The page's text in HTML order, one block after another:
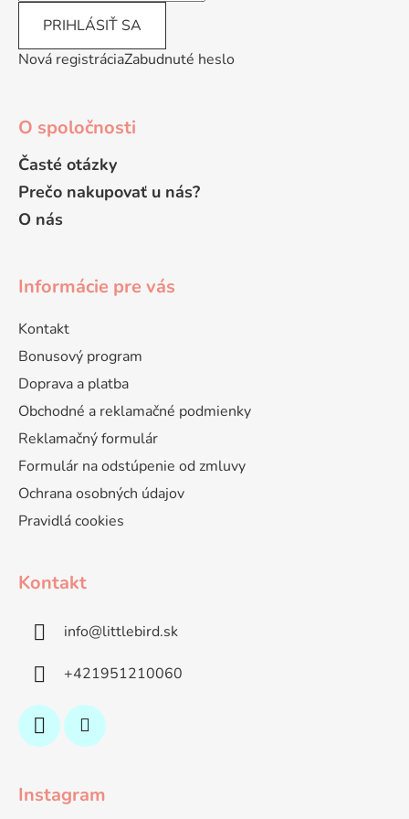
v
i
PRIHLÁSIŤ SA
Nová registráciaZabudnuté heslo
O spoločnosti
Časté otázky
Prečo nakupovať u nás?
O nás
Informácie pre vás
Kontakt
Bonusový program
Doprava a platba
Obchodné a reklamačné podmienky
Reklamačný formulár
Formulár na odstúpenie od zmluvy
Ochrana osobných údajov
Pravidlá cookies
Kontakt
info@littlebird.sk
+421951210060
Instagram